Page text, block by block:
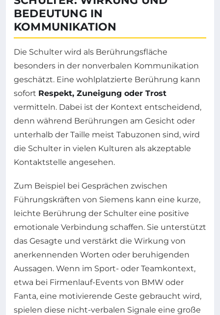
BEDEUTUNG IN
KOMMUNIKATION
Die Schulter wird als Berührungsfläche
besonders in der nonverbalen Kommunikation
geschätzt. Eine wohlplatzierte Berührung kann
sofort Respekt, Zuneigung oder Trost
vermitteln. Dabei ist der Kontext entscheidend,
denn während Berührungen am Gesicht oder
unterhalb der Taille meist Tabuzonen sind, wird
die Schulter in vielen Kulturen als akzeptable
Kontaktstelle angesehen.
Zum Beispiel bei Gesprächen zwischen
Führungskräften von Siemens kann eine kurze,
leichte Berührung der Schulter eine positive
emotionale Verbindung schaffen. Sie unterstützt
das Gesagte und verstärkt die Wirkung von
anerkennenden Worten oder beruhigenden
Aussagen. Wenn im Sport- oder Teamkontext,
etwa bei Firmenlauf-Events von BMW oder
Fanta, eine motivierende Geste gebraucht wird,
spielen diese nicht-verbalen Signale eine große